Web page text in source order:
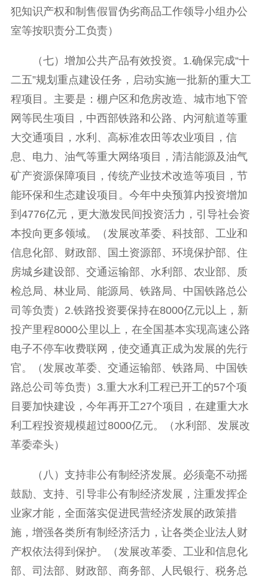
犯知识产权和制售假冒伪劣商品工作领导小组办公
室等按职责分工负责）
（七）增加公共产品有效投资。1.确保完成“十
二五”规划重点建设任务，启动实施一批新的重大工
程项目。主要是：棚户区和危房改造、城市地下管
网等民生项目，中西部铁路和公路、内河航道等重
大交通项目，水利、高标准农田等农业项目，信
息、电力、油气等重大网络项目，清洁能源及油气
矿产资源保障项目，传统产业技术改造等项目，节
能环保和生态建设项目。今年中央预算内投资增加
到4776亿元，更大激发民间投资活力，引导社会资
本投向更多领域。（发展改革委、科技部、工业和
信息化部、财政部、国土资源部、环境保护部、住
房城乡建设部、交通运输部、水利部、农业部、质
检总局、林业局、能源局、铁路局、中国铁路总公
司等负责）2.铁路投资要保持在8000亿元以上，新
投产里程8000公里以上，在全国基本实现高速公路
电子不停车收费联网，使交通真正成为发展的先行
官。（发展改革委、交通运输部、铁路局、中国铁
路总公司等负责）3.重大水利工程已开工的57个项
目要加快建设，今年再开工27个项目，在建重大水
利工程投资规模超过8000亿元。（水利部、发展改
革委牵头）
（八）支持非公有制经济发展。必须毫不动摇
鼓励、支持、引导非公有制经济发展，注重发挥企
业家才能，全面落实促进民营经济发展的政策措
施，增强各类所有制经济活力，让各类企业法人财
产权依法得到保护。（发展改革委、工业和信息化
部、司法部、财政部、商务部、人民银行、税务总